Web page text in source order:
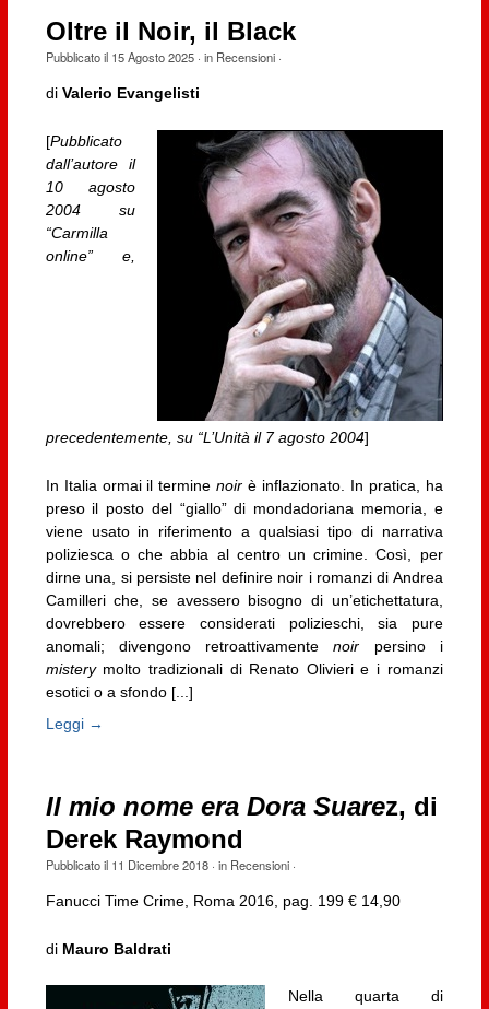
Oltre il Noir, il Black
Pubblicato il 15 Agosto 2025· in Recensioni·
di Valerio Evangelisti
[Pubblicato
dall’autore il
10 agosto
2004 su
“Carmilla
online” e,
precedentemente, su “L’Unità il 7 agosto 2004]
In Italia ormai il terminenoir è inflazionato. In pratica, ha
preso il posto del “giallo” di mondadoriana memoria, e
viene usato in riferimento a qualsiasi tipo di narrativa
poliziesca o che abbia al centro un crimine. Così, per
dirne una, si persiste nel definire noir i romanzi di Andrea
Camilleri che, se avessero bisogno di un’etichettatura,
dovrebbero essere considerati polizieschi, sia pure
anomali; divengono retroattivamentenoir persino i
misterymolto tradizionali di Renato Olivieri e i romanzi
esotici o a sfondo [...]
Leggi →
Il mio nome era Dora Suarez, di
Derek Raymond
Pubblicato il 11 Dicembre 2018· in Recensioni·
Fanucci Time Crime, Roma 2016, pag. 199 € 14,90
di Mauro Baldrati
Nella quarta di